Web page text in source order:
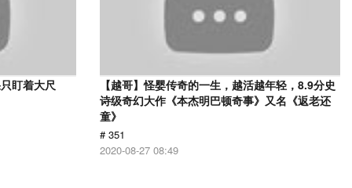
盯着大尺
【越哥】怪婴传奇的一生，越活越年轻，8.9分史
诗级奇幻大作《本杰明巴顿奇事》又名《返老还
童》
# 351
2020-08-27 08:49